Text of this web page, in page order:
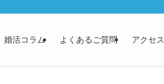
婚活コラム よくあるご質問 アクセス